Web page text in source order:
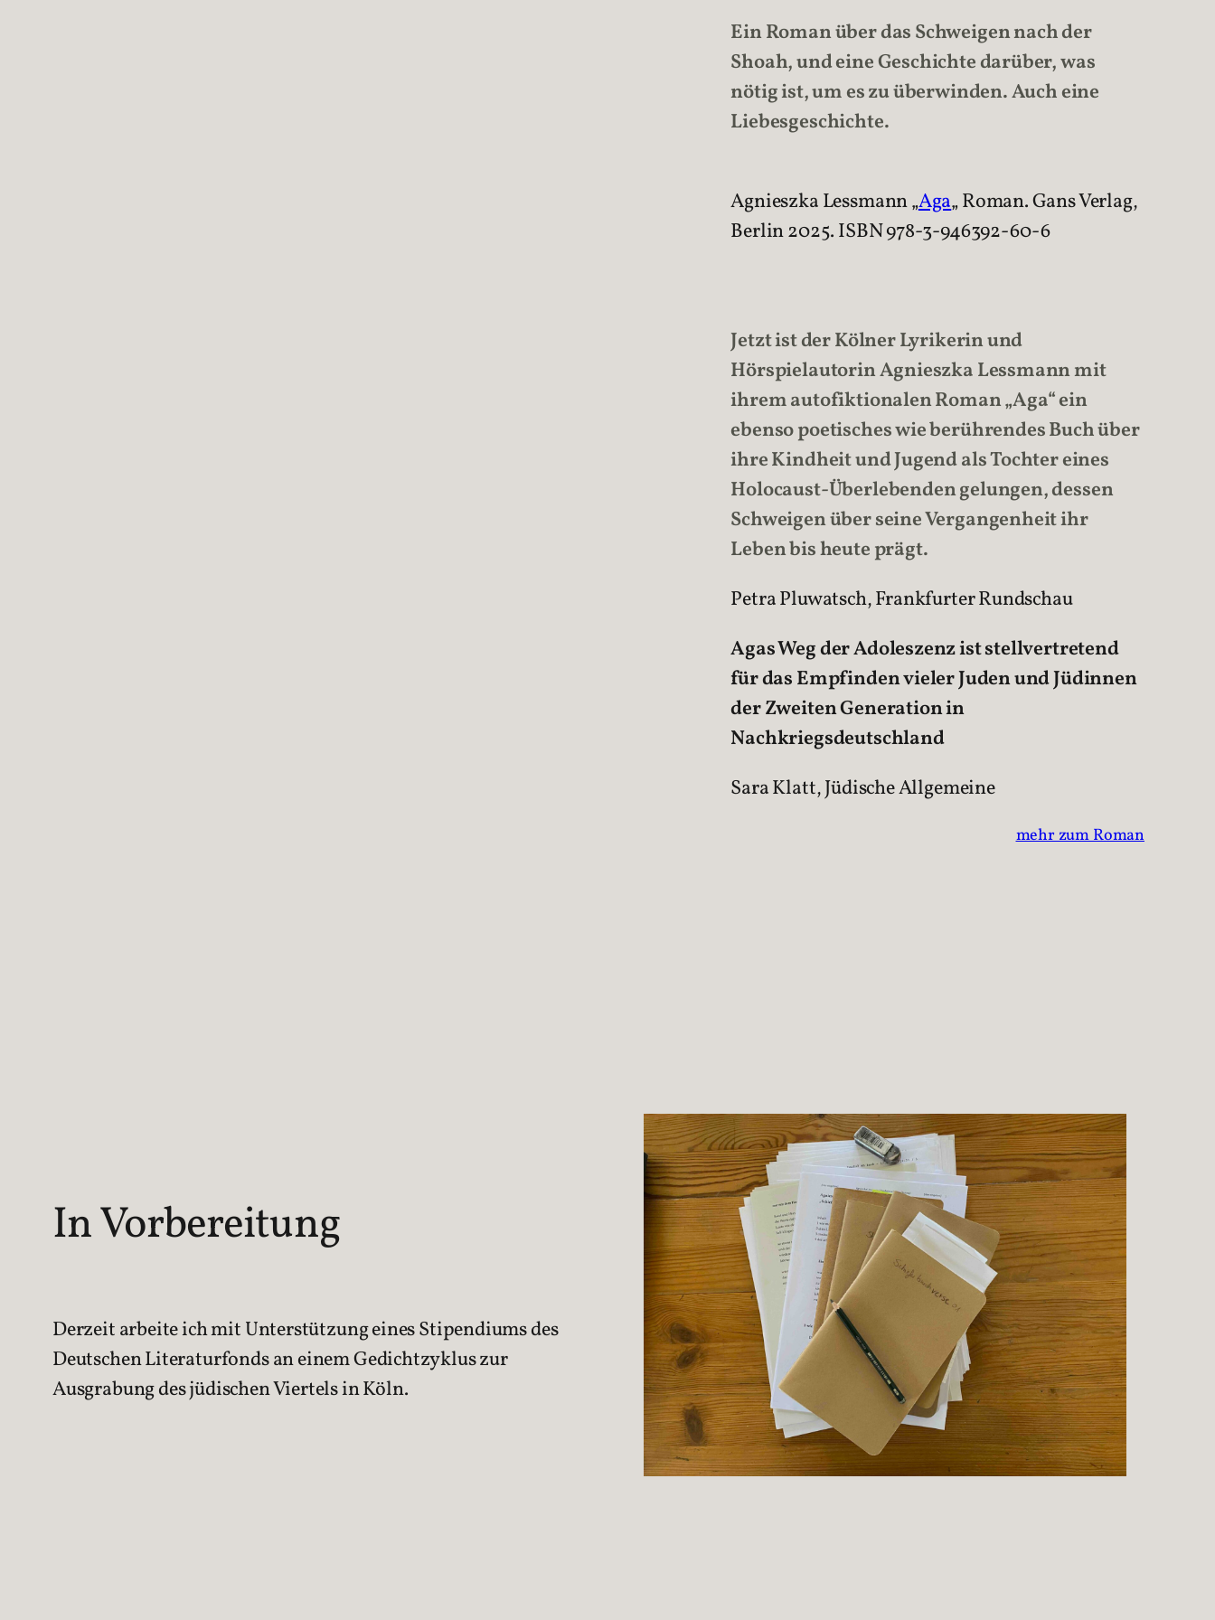
Ein Roman über das Schweigen nach der
Shoah, und eine Geschichte darüber, was
nötig ist, um es zu überwinden. Auch eine
Liebesgeschichte.
Agnieszka Lessmann „Aga„ Roman. Gans Verlag,
Berlin 2025. ISBN 978-3-946392-60-6
Jetzt ist der Kölner Lyrikerin und
Hörspielautorin Agnieszka Lessmann mit
ihrem autofiktionalen Roman „Aga“ ein
ebenso poetisches wie berührendes Buch über
ihre Kindheit und Jugend als Tochter eines
Holocaust-Überlebenden gelungen, dessen
Schweigen über seine Vergangenheit ihr
Leben bis heute prägt.
Petra Pluwatsch, Frankfurter Rundschau
Agas Weg der Adoleszenz ist stellvertretend
für das Empfinden vieler Juden und Jüdinnen
der Zweiten Generation in
Nachkriegsdeutschland
Sara Klatt, Jüdische Allgemeine
mehr zum Roman
In Vorbereitung
Derzeit arbeite ich mit Unterstützung eines Stipendiums des
Deutschen Literaturfonds an einem Gedichtzyklus zur
Ausgrabung des jüdischen Viertels in Köln.